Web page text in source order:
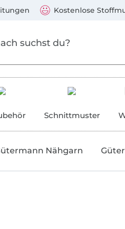
Kostenlose
Schnittmuster
Nähgarn
Mastercard, PayPal,